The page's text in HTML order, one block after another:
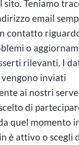
Teniamo
email
contatto
o
rilevanti. I
inviati
ai nostri
di
quel momento
è attivo o scegli